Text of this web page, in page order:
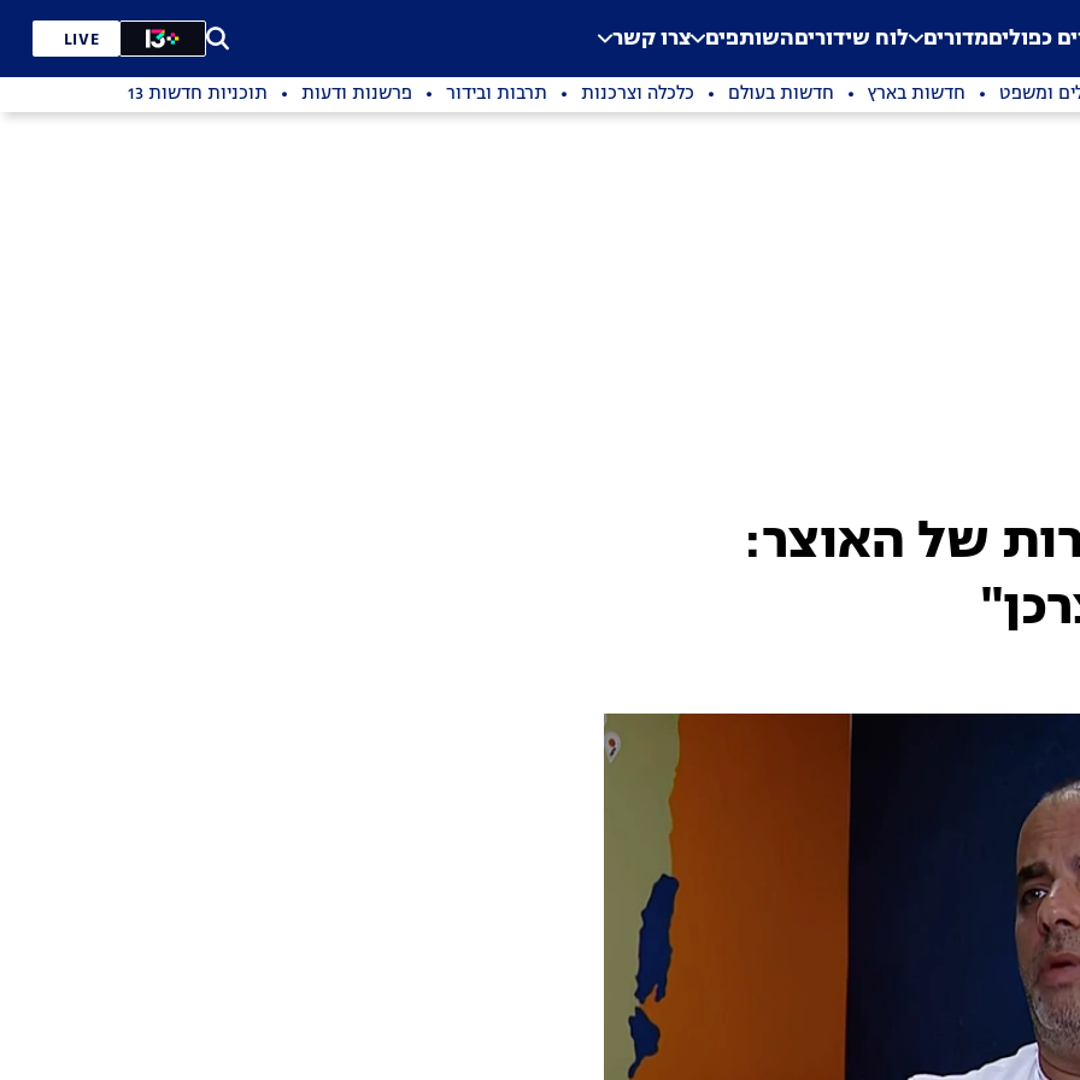
Application error: a
. כפוליםמדורים לוח שידוריםהשותפים צרו קשר LIVE
ומשפט חדשות בארץ חדשות בעולם כלכלה וצרכנות תרבות ובידור פרשנות ודעות תוכניות חדשות 13
של האוצר: